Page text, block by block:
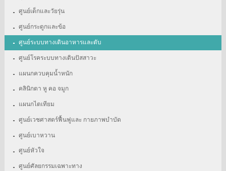
ศูนย์เด็กและวัยรุ่น
ศูนย์กระดูกและข้อ
ศูนย์ระบบทางเดินอาหารและตับ
ศูนย์โรคระบบทางเดินปัสสาวะ
แผนกควบคุมน้ำหนัก
คลินิกตา หู คอ จมูก
แผนกไตเทียม
ศูนย์เวชศาสตร์ฟื้นฟูและ กายภาพบำบัด
ศูนย์เบาหวาน
ศูนย์หัวใจ
ศูนย์ศัลยกรรมเฉพาะทาง